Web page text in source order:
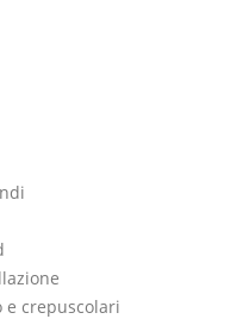
e crepuscolari